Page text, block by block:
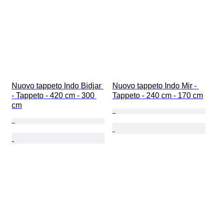
Nuovo tappeto Indo Bidjar
- Tappeto - 420 cm - 300
cm
Nuovo tappeto Indo Mir -
Tappeto - 240 cm - 170 cm